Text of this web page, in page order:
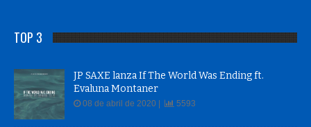
TOP 3
JP SAXE lanza If The World Was Ending ft.
Evaluna Montaner
08 de abril de 2020 | 5593